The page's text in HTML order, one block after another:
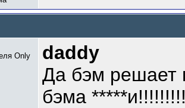
daddy
Да бэм решает
бэма